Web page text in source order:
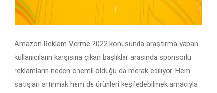
Amazon Reklam Verme 2022 konusunda araştırma yapan
kullanıcıların karşısına çıkan başlıklar arasında sponsorlu
reklamların neden önemli olduğu da merak ediliyor. Hem
satışları artırmak hem de ürünleri keşfedebilmek amacıyla